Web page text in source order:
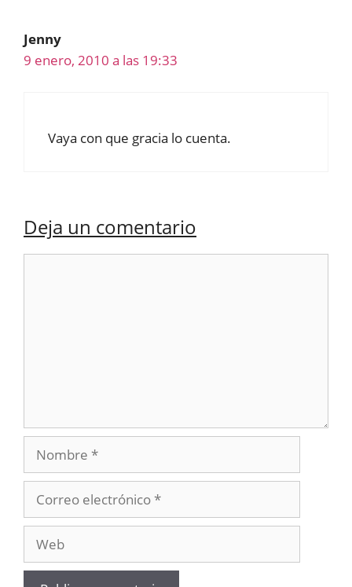
Jenny
9 enero, 2010 a las 19:33
Vaya con que gracia lo cuenta.
Deja un comentario
Nombre
electrónico